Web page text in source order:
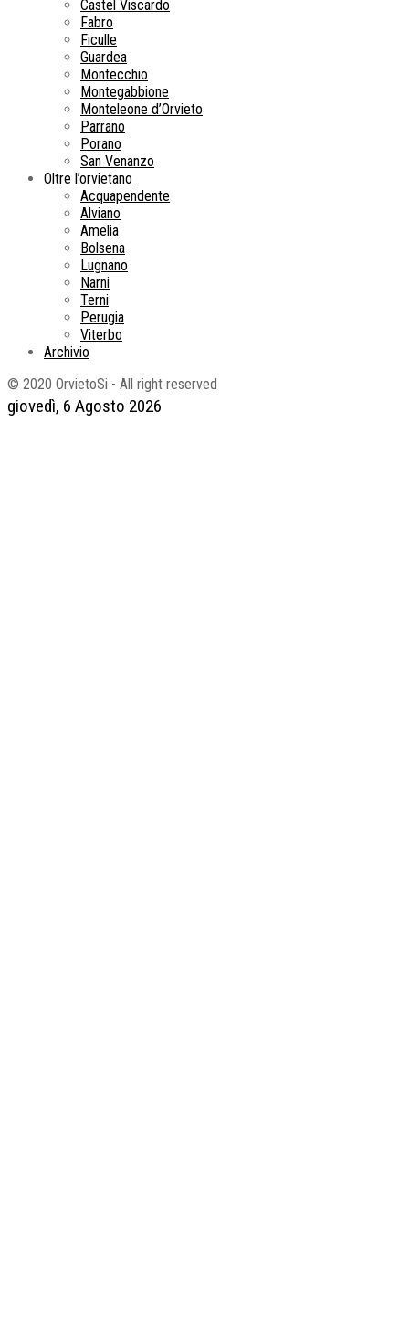
giovedì, 6 Agosto 2026
Castel Viscardo
Fabro
Ficulle
Guardea
Montecchio
Montegabbione
Monteleone d’Orvieto
Parrano
Porano
San Venanzo
Oltre l’orvietano
Acquapendente
Alviano
Amelia
Bolsena
Lugnano
Narni
Terni
Perugia
Viterbo
Archivio
© 2020 OrvietoSi - All right reserved